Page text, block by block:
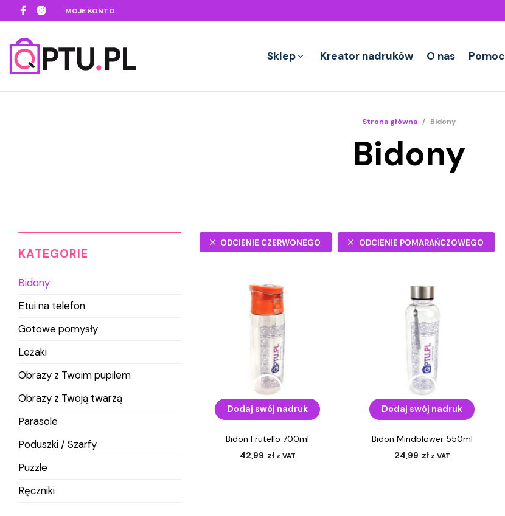
MOJE KONTO
Sklep Kreator nadruków O nas Pomoc
Strona główna / Bidony
Bidony
KATEGORIE
Bidony
Etui na telefon
Gotowe pomysły
Leżaki
Obrazy z Twoim pupilem
Obrazy z Twoją twarzą
Parasole
Poduszki / Szarfy
Puzzle
Ręczniki
ODCIENIE CZERWONEGO ODCIENIE POMARAŃCZOWEGO
Dodaj swój nadruk
Bidon Frutello 700ml
42,99 zł z VAT
Dodaj swój nadruk
Bidon Mindblower 550ml
24,99 zł z VAT